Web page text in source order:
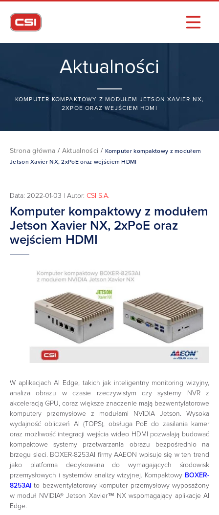
Aktualności
KOMPUTER KOMPAKTOWY Z MODUŁEM JETSON XAVIER NX,
2XPOE ORAZ WEJŚCIEM HDMI
Strona główna / Aktualności / Komputer kompaktowy z modułem
Jetson Xavier NX, 2xPoE oraz wejściem HDMI
Data: 2022-01-03 | Autor: CSI S.A.
Komputer kompaktowy z modułem
Jetson Xavier NX, 2xPoE oraz
wejściem HDMI
W aplikacjach AI Edge, takich jak inteligentny monitoring wizyjny,
analiza obrazu w czasie rzeczywistym czy systemy NVR z
akceleracją GPU, coraz większe znaczenie mają bezwentylatorowe
komputery przemysłowe z modułami NVIDIA Jetson. Wysoka
wydajność obliczeń AI (TOPS), obsługa PoE do zasilania kamer
oraz możliwość integracji wejścia wideo HDMI pozwalają budować
kompaktowe systemy przetwarzania obrazu bezpośrednio na
brzegu sieci. BOXER-8253AI firmy AAEON wpisuje się w ten trend
jako platforma dedykowana do wymagających środowisk
przemysłowych i systemów analizy wizyjnej. Kompaktowy BOXER-
8253AI to bezwentylatorowy komputer przemysłowy wyposażony
w moduł NVIDIA® Jetson Xavier™ NX wspomagający aplikacje AI
Edge.